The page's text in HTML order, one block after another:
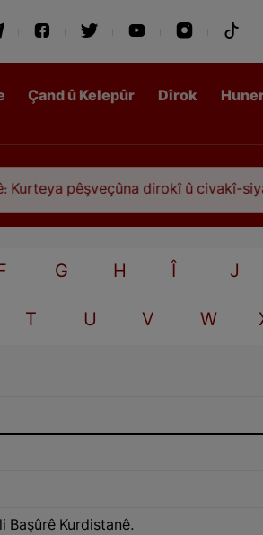
Çand û Kelepûr Dîrok
pêşveçûna dirokî û civakî-siyasî
G H Î J
T U V W
Başûrê Kurdistanê.